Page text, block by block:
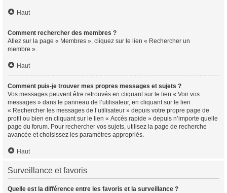
Haut
Comment rechercher des membres ?
Allez sur la page « Membres », cliquez sur le lien « Rechercher un
membre ».
Haut
Comment puis-je trouver mes propres messages et sujets ?
Vos messages peuvent être retrouvés en cliquant sur le lien « Voir vos
messages » dans le panneau de l’utilisateur, en cliquant sur le lien
« Rechercher les messages de l’utilisateur » depuis votre propre page de
profil ou bien en cliquant sur le lien « Accès rapide » depuis n’importe quelle
page du forum. Pour rechercher vos sujets, utilisez la page de recherche
avancée et choisissez les paramètres appropriés.
Haut
Surveillance et favoris
Quelle est la différence entre les favoris et la surveillance ?